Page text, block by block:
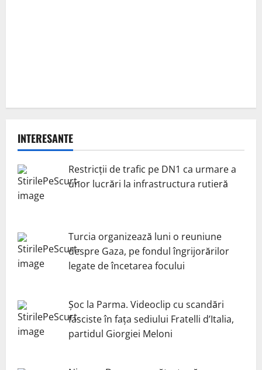
INTERESANTE
Restricții de trafic pe DN1 ca urmare a
unor lucrări la infrastructura rutieră
Turcia organizează luni o reuniune
despre Gaza, pe fondul îngrijorărilor
legate de încetarea focului
Șoc la Parma. Videoclip cu scandări
fasciste în fața sediului Fratelli d’Italia,
partidul Giorgiei Meloni